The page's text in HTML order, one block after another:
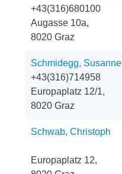
+43(316)680100
Augasse 10a,
8020 Graz
Schmidegg, Susanne
+43(316)714958
Europaplatz 12/1,
8020 Graz
Schwab, Christoph
Europaplatz 12,